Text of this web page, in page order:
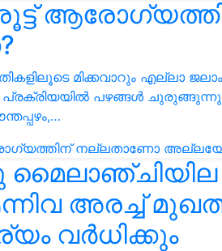
മിക്കവാറും എല്ലാ
പഴങ്ങൾ ചുരുങ്ങുന്നു,
അരച്ച്
വർധിക്കും